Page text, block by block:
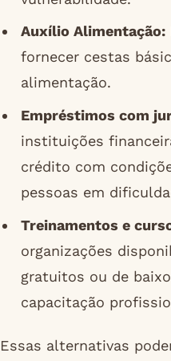
Auxílio Alimentação:
fornecer cestas
alimentação.
Empréstimos com
instituições
crédito com
pessoas em
Treinamentos e
organizações
gratuitos ou de
capacitação
Essas alternativas